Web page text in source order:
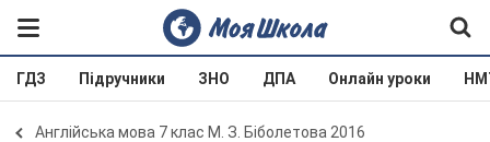
ГДЗ Підручники ЗНО ДПА Онлайн уроки
Англійська мова 7 клас М. З. Біболетова 2016